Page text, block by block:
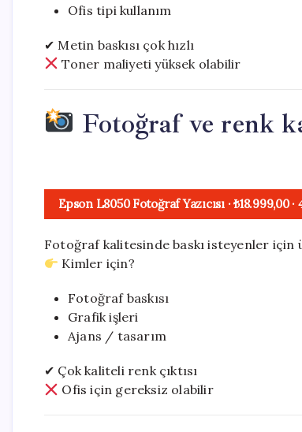
Ofis tipi kullanım
✔ Metin baskısı çok hızlı
Toner maliyeti yüksek olabilir
Fotoğraf ve renk
Epson L8050 Fotoğraf Yazıcısı· ₺18.999,00·
Fotoğraf kalitesinde baskı isteyenler için
Kimler için?
Fotoğraf baskısı
Grafik işleri
Ajans / tasarım
✔ Çok kaliteli renk çıktısı
Ofis için gereksiz olabilir